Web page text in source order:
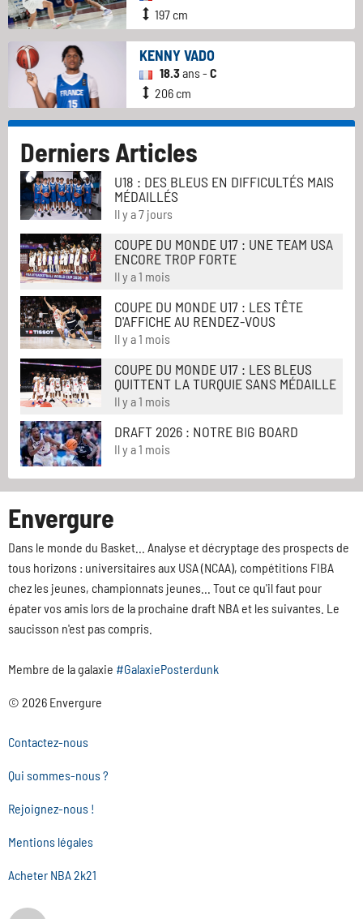
197 cm
KENNY VADO
18.3ans - C
206 cm
Derniers Articles
U18 : DES BLEUS EN DIFFICULTÉS MAIS
MÉDAILLÉS
Il y a 7 jours
COUPE DU MONDE U17 : UNE TEAM USA
ENCORE TROP FORTE
Il y a 1 mois
COUPE DU MONDE U17 : LES TÊTE
D'AFFICHE AU RENDEZ-VOUS
Il y a 1 mois
COUPE DU MONDE U17 : LES BLEUS
QUITTENT LA TURQUIE SANS MÉDAILLE
Il y a 1 mois
DRAFT 2026 : NOTRE BIG BOARD
Il y a 1 mois
Envergure
Dans le monde du Basket... Analyse et décryptage des prospects de
tous horizons : universitaires aux USA (NCAA), compétitions FIBA
chez les jeunes, championnats jeunes... Tout ce qu'il faut pour
épater vos amis lors de la prochaine draft NBA et les suivantes. Le
saucisson n'est pas compris.
Membre de la galaxie #GalaxiePosterdunk
© 2026 Envergure
Contactez-nous
Qui sommes-nous ?
Rejoignez-nous !
Mentions légales
Acheter NBA 2k21